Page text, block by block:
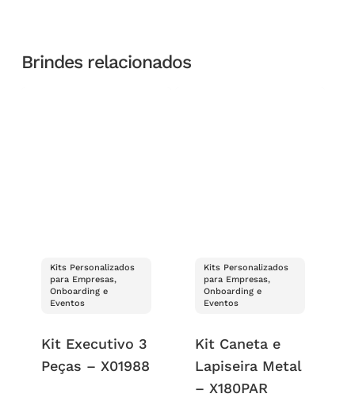
Brindes relacionados
Kits Personalizados
para Empresas,
Onboarding e
Eventos
Kit Executivo 3
Peças – X01988
Kits Personalizados
para Empresas,
Onboarding e
Eventos
Kit Caneta e
Lapiseira Metal
– X180PAR